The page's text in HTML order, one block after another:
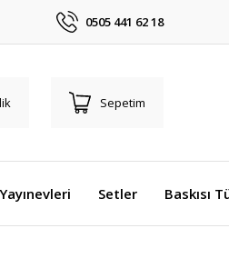
0505 441 62 18
Sepetim
Yayınevleri Setler Baskısı